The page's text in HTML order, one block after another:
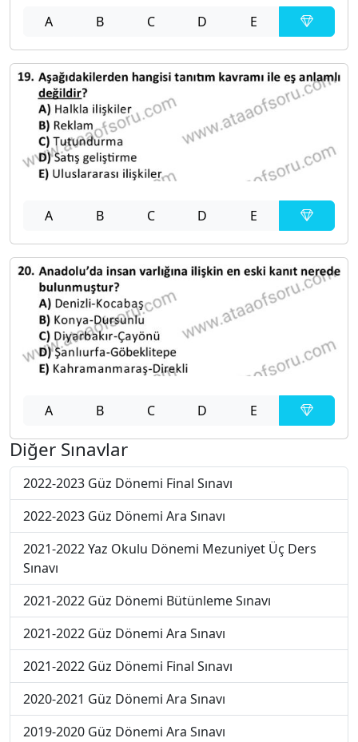
A B C D E
A B C D E
A B C D E
Diğer Sınavlar
2022-2023 Güz Dönemi Final Sınavı
2022-2023 Güz Dönemi Ara Sınavı
2021-2022 Yaz Okulu Dönemi Mezuniyet Üç Ders
Sınavı
2021-2022 Güz Dönemi Bütünleme Sınavı
2021-2022 Güz Dönemi Ara Sınavı
2021-2022 Güz Dönemi Final Sınavı
2020-2021 Güz Dönemi Ara Sınavı
2019-2020 Güz Dönemi Ara Sınavı